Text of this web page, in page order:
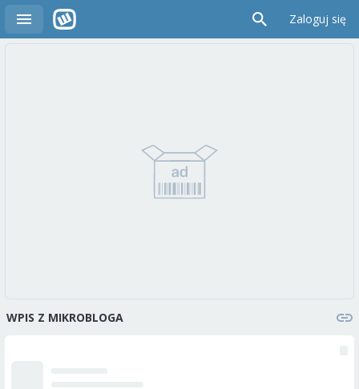
Zaloguj się
WPIS Z MIKROBLOGA